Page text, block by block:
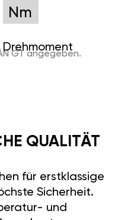
Nm
Drehmoment
GT angegeben.
QUALITÄT
für erstklassige
Sicherheit.
und